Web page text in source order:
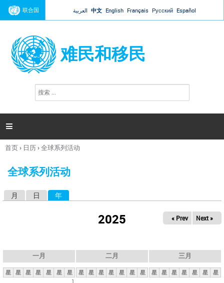
Jump to navigation
联合国 العربية 中文 English Français Русский Español
难民和移民
搜
索

你
这
首页› 日历›全球系列活动
全球系列活动
月 日 年
2025 « Prev Next »
一月
星 星 星 星 星 星
星
1
二月
星 星 星 星 星 星 星
三月
星 星 星 星 星 星 星